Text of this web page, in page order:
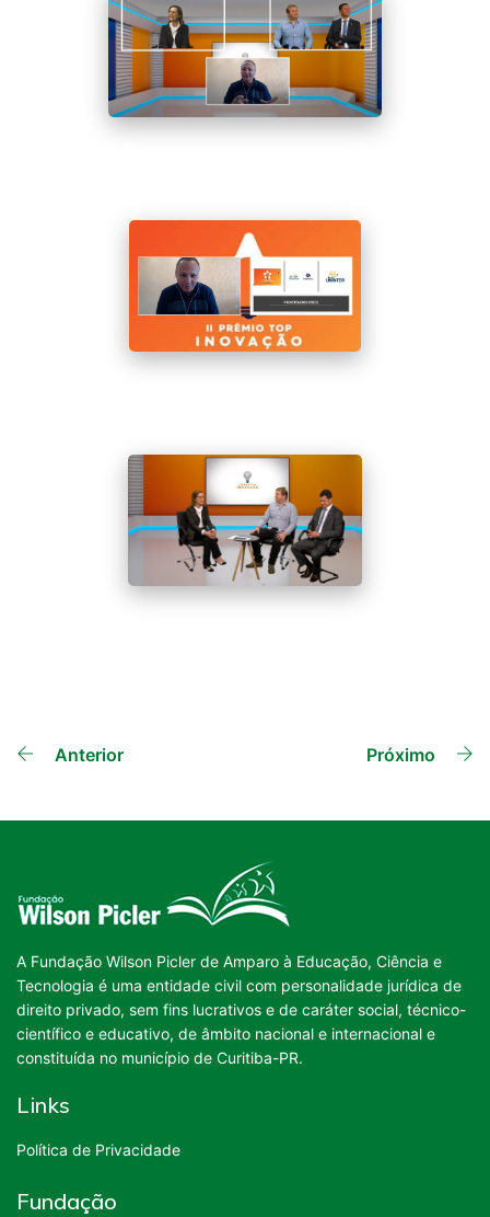
Outras
Anterior Próximo
A Fundação Wilson Picler de Amparo à Educação, Ciência e
Tecnologia é uma entidade civil com personalidade jurídica de
direito privado, sem fins lucrativos e de caráter social, técnico-
científico e educativo, de âmbito nacional e internacional e
constituída no município de Curitiba-PR.
Links
Política de Privacidade
Fundação